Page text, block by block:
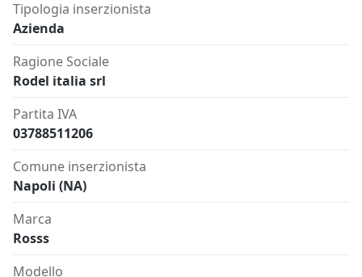
Tipologia inserzionista
Azienda
Ragione Sociale
Rodel italia srl
Partita IVA
03788511206
Comune inserzionista
Napoli (NA)
Marca
Rosss
Modello